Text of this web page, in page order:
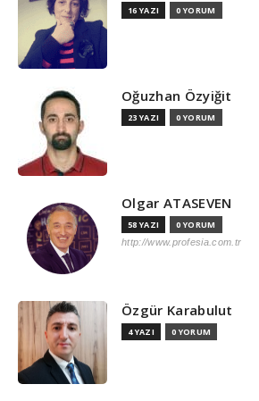
16 YAZI 0 YORUM
Oğuzhan Özyiğit
23 YAZI 0 YORUM
Olgar ATASEVEN
58 YAZI 0 YORUM
http://www.profesia.com.tr
Özgür Karabulut
4 YAZI 0 YORUM